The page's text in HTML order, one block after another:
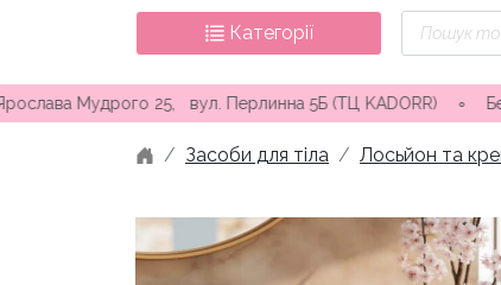
Категорії
Пошук
товарів
25, вул. Перлинна 5Б (ТЦ KADORR) ∘ Безкоштовна
Засоби для тіла Лосьйон та